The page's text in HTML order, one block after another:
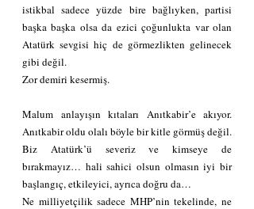
istikbal sadece yüzde bire bağlıyken, partisi
başka başka olsa da ezici çoğunlukta var olan
Atatürk sevgisi hiç de görmezlikten gelinecek
gibi değil.
Zor demiri kesermiş.
Malum anlayışın kıtaları Anıtkabir’e akıyor.
Anıtkabir oldu olalı böyle bir kitle görmüş değil.
Biz Atatürk’ü severiz ve kimseye de
bırakmayız… hali sahici olsun olmasın iyi bir
başlangıç, etkileyici, ayrıca doğru da…
Ne milliyetçilik sadece MHP’nin tekelinde, ne